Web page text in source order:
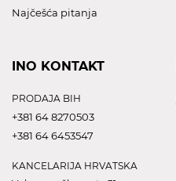
Najčešća pitanja
INO KONTAKT
PRODAJA BIH
+381 64 8270503
+381 64 6453547
KANCELARIJA HRVATSKA